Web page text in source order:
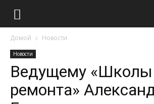
Домой Новости
Новости
Ведущему «Школы
ремонта»